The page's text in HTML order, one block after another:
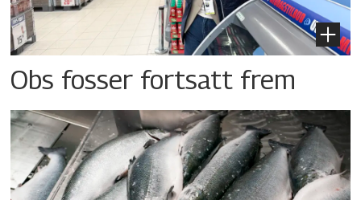
Obs fosser fortsatt frem